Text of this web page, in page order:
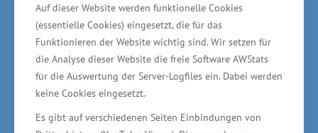
Auf dieser Website werden funktionelle Cookies
(essentielle Cookies) eingesetzt, die für das
Funktionieren der Website wichtig sind. Wir setzen für
die Analyse dieser Website die freie Software AWStats
für die Auswertung der Server-Logfiles ein. Dabei werden
keine Cookies eingesetzt.
Es gibt auf verschiedenen Seiten Einbindungen von
Bei der Förderung zur Steigerung der
Investitionstätigkeit von kleinen und mittleren
Unternehmen (KMU) haben 117 Projekte eine
Unterstützung erhalten. Dadurch werden 779
Arbeitsplätze neu geschaffen und 2.633 Jobs